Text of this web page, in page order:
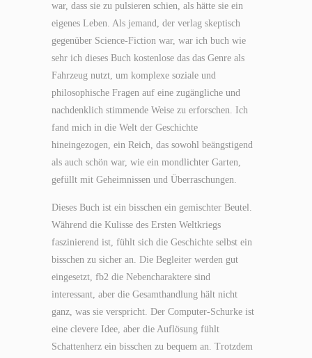
war, dass sie zu pulsieren schien, als hätte sie ein
eigenes Leben. Als jemand, der verlag skeptisch
gegenüber Science-Fiction war, war ich buch wie
sehr ich dieses Buch kostenlose das das Genre als
Fahrzeug nutzt, um komplexe soziale und
philosophische Fragen auf eine zugängliche und
nachdenklich stimmende Weise zu erforschen. Ich
fand mich in die Welt der Geschichte
hineingezogen, ein Reich, das sowohl beängstigend
als auch schön war, wie ein mondlichter Garten,
gefüllt mit Geheimnissen und Überraschungen.
Dieses Buch ist ein bisschen ein gemischter Beutel.
Während die Kulisse des Ersten Weltkriegs
faszinierend ist, fühlt sich die Geschichte selbst ein
bisschen zu sicher an. Die Begleiter werden gut
eingesetzt, fb2 die Nebencharaktere sind
interessant, aber die Gesamthandlung hält nicht
ganz, was sie verspricht. Der Computer-Schurke ist
eine clevere Idee, aber die Auflösung fühlt
Schattenherz ein bisschen zu bequem an. Trotzdem